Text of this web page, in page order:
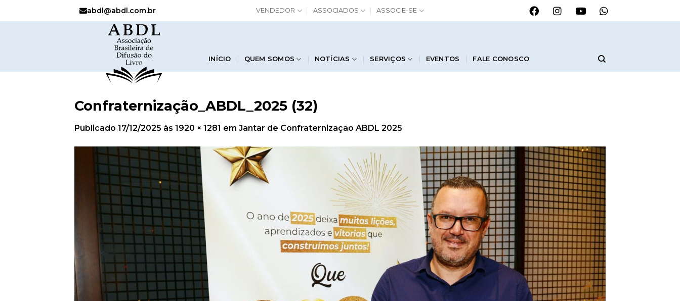
abdl@abdl.com.br VENDEDOR ASSOCIADOS ASSOCIE-SE
INÍCIO QUEM SOMOS NOTÍCIAS SERVIÇOS EVENTOS FALE CONOSCO
Confraternização_ABDL_2025 (32)
Publicado 17/12/2025 às 1920 × 1281 em Jantar de Confraternização ABDL 2025